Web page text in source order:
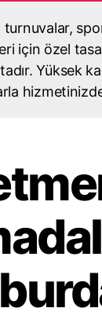
için özel
Yüksek